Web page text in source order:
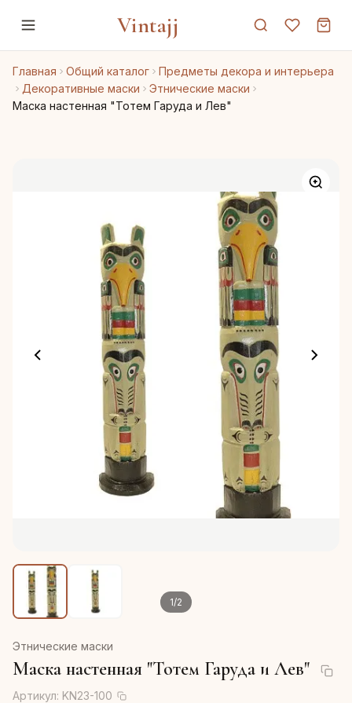
Vintajj
Главная Общий каталог
Предметы декора и интерьера
Декоративные маски
Этнические маски
Маска настенная "Тотем Гаруда и Лев"
1/2
Этнические маски
Маска настенная "Тотем Гаруда и Лев"
Артикул: KN23-100